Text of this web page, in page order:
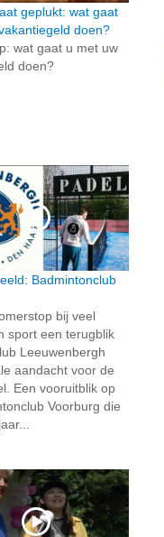
geplukt: wat gaat
doen?
wat gaat u met uw
doen?
Badmintonclub
bij veel
sport een terugblik
Leeuwenbergh
aandacht voor de
Een vooruitblik op
Voorburg die